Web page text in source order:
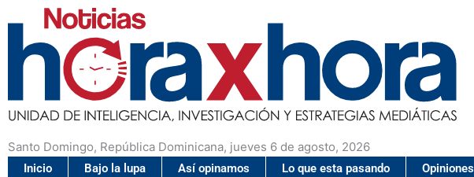
Santo Domingo, República Dominicana, jueves 6 de agosto, 2026
Inicio Bajo la lupa Así opinamos Lo que esta pasando Opiniones